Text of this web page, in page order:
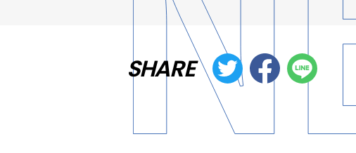
SHARE